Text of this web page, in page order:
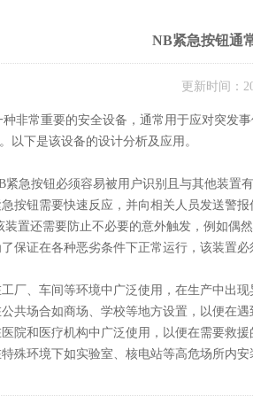
NB紧急按钮通
更新时间
常重要的安全设备，通常用于应对突发
以下是该设备的设计分析及应用。
急按钮必须容易被用户识别且与其他装置有所区
按钮需要快速反应，并向相关人员发送警报
需要防止不必要的意外触发，例如偶然碰
保证在各种恶劣条件下正常运行，该装置必
厂、车间等环境中广泛使用，在生产
共场合如商场、学校等地方设置，以便
院和医疗机构中广泛使用，以便在需要救援
殊环境下如实验室、核电站等高危场所内安